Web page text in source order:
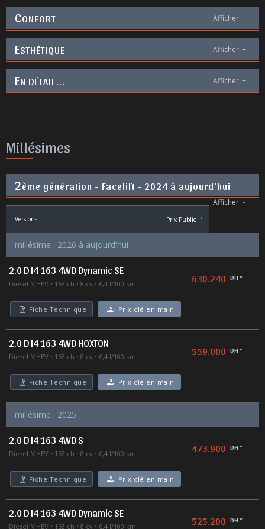
CONFORT Afficher +
ESTHÉTIQUE Afficher +
EN DÉTAIL... Afficher +
Millésimes
2ème génération - Facelift - 2024 à aujourd'hui
Afficher -
Versions Prix Public *
millésime : 2026 à aujourd'hui
2.0 D I4 163 4WD Dynamic SE
Diesel MHEV 163 ch 8 cv 6,4 l/100 km 630.240 DH *
Fiche Technique Prix clé en main
2.0 D I4 163 4WD HOXTON
Diesel MHEV 163 ch 8 cv 6,4 l/100 km 559.000 DH *
Fiche Technique Prix clé en main
millésime : 2025
2.0 D I4 163 4WD S
Diesel MHEV 163 ch 8 cv 6,4 l/100 km 473.900 DH *
Fiche Technique Prix clé en main
2.0 D I4 163 4WD Dynamic SE
Diesel MHEV 163 ch 8 cv 6,4 l/100 km 525.200 DH *